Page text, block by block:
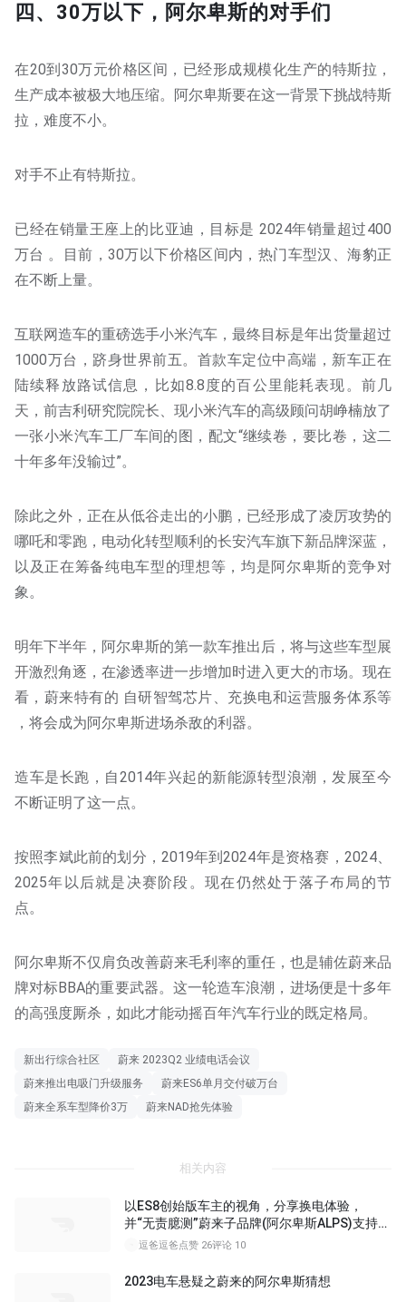
四、30万以下，阿尔卑斯的对手们
在20到30万元价格区间，已经形成规模化生产的特斯拉，
生产成本被极大地压缩。阿尔卑斯要在这一背景下挑战特斯
拉，难度不小。
对手不止有特斯拉。
已经在销量王座上的比亚迪，目标是 2024年销量超过400
万台 。目前，30万以下价格区间内，热门车型汉、海豹正
在不断上量。
互联网造车的重磅选手小米汽车，最终目标是年出货量超过
1000万台，跻身世界前五。首款车定位中高端，新车正在
陆续释放路试信息，比如8.8度的百公里能耗表现。前几
天，前吉利研究院院长、现小米汽车的高级顾问胡峥楠放了
一张小米汽车工厂车间的图，配文“继续卷，要比卷，这二
十年多年没输过”。
除此之外，正在从低谷走出的小鹏，已经形成了凌厉攻势的
哪吒和零跑，电动化转型顺利的长安汽车旗下新品牌深蓝，
以及正在筹备纯电车型的理想等，均是阿尔卑斯的竞争对
象。
明年下半年，阿尔卑斯的第一款车推出后，将与这些车型展
开激烈角逐，在渗透率进一步增加时进入更大的市场。现在
看，蔚来特有的 自研智驾芯片、充换电和运营服务体系等
，将会成为阿尔卑斯进场杀敌的利器。
造车是长跑，自2014年兴起的新能源转型浪潮，发展至今
不断证明了这一点。
按照李斌此前的划分，2019年到2024年是资格赛，2024、
2025年以后就是决赛阶段。现在仍然处于落子布局的节
点。
阿尔卑斯不仅肩负改善蔚来毛利率的重任，也是辅佐蔚来品
牌对标BBA的重要武器。这一轮造车浪潮，进场便是十多年
的高强度厮杀，如此才能动摇百年汽车行业的既定格局。
新出行综合社区
蔚来 2023Q2 业绩电话会议
蔚来推出电吸门升级服务
蔚来ES6单月交付破万台
蔚来全系车型降价3万
蔚来NAD抢先体验
相关内容
以ES8创始版车主的视角，分享换电体验，
并“无责臆测”蔚来子品牌(阿尔卑斯ALPS)支持换
电……
逗爸逗爸点赞 26评论 10
2023电车悬疑之蔚来的阿尔卑斯猜想